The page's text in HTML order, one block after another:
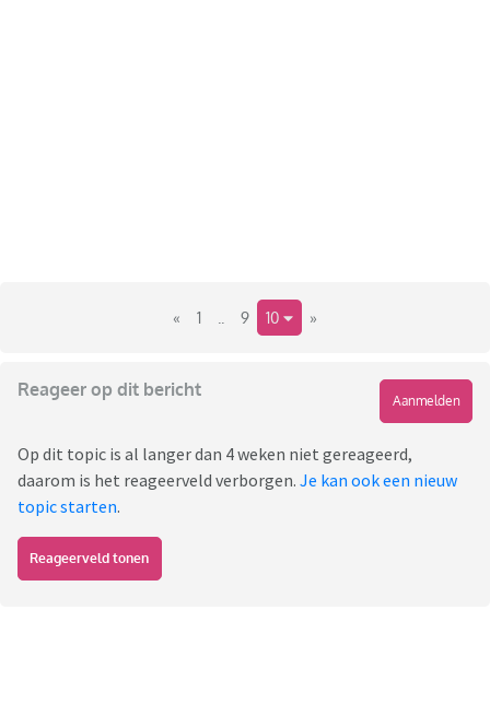
« 1 9 10 »
Reageer op dit bericht
Aanmelden
Op dit topic is al langer dan 4 weken niet gereageerd,
daarom is het reageerveld verborgen. Je kan ook een nieuw
topic starten.
Reageerveld tonen